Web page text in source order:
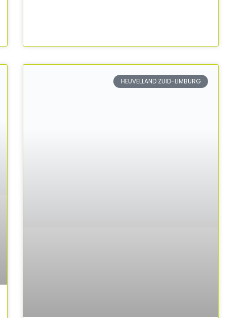
HEUVELLAND ZUID-LIMBURG